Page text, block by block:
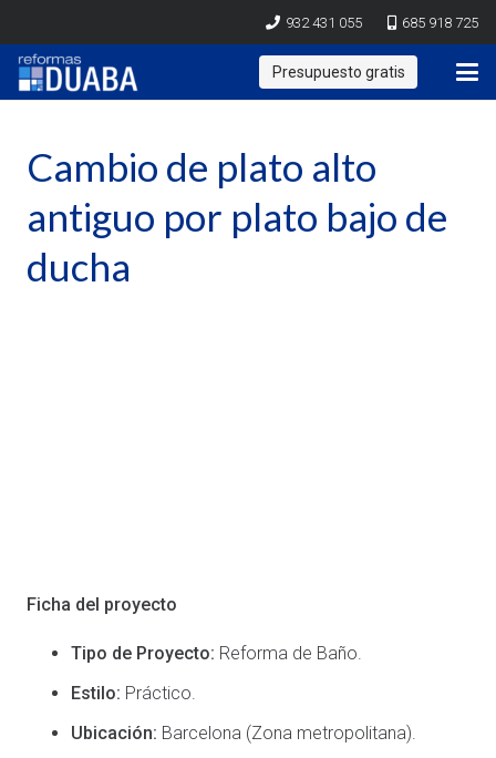
932 431 055 685 918 725
Presupuesto gratis
Cambio de plato alto
antiguo por plato bajo de
ducha
Ficha del proyecto
Tipo de Proyecto: Reforma de Baño.
Estilo: Práctico.
Ubicación: Barcelona (Zona metropolitana).